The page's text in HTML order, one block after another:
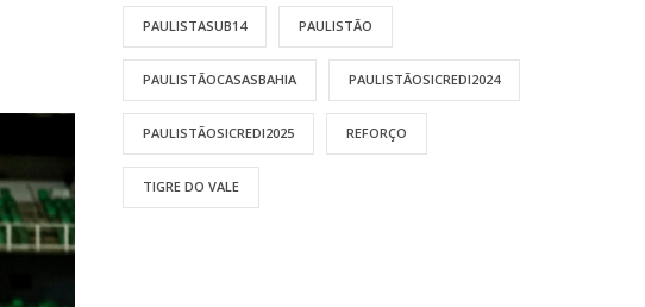
PAULISTASUB14 PAULISTÃO
PAULISTÃOCASASBAHIA PAULISTÃOSICREDI2024
PAULISTÃOSICREDI2025 REFORÇO
TIGRE DO VALE